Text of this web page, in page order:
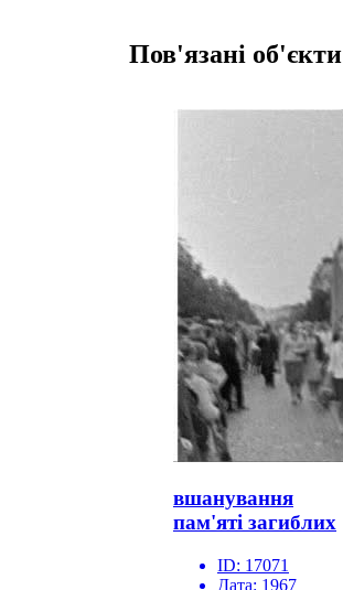
Пов'язані об'єкти
вшанування
пам'яті загиблих
ID: 17071
Дата: 1967